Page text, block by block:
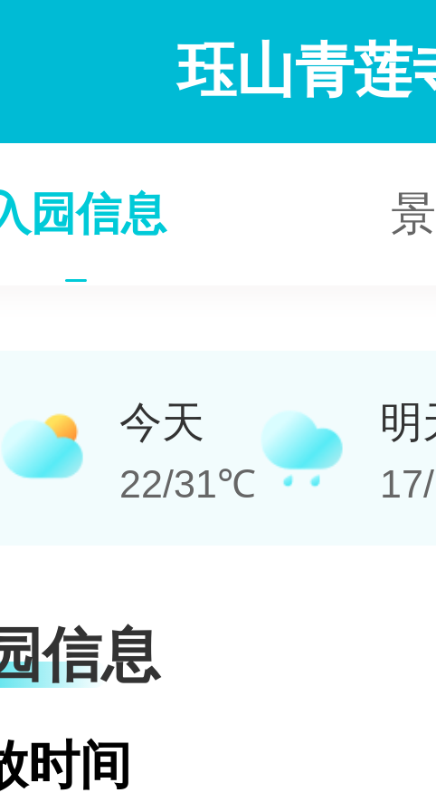
珏山青莲
园信息
今天
22/31℃
明
信息
时间